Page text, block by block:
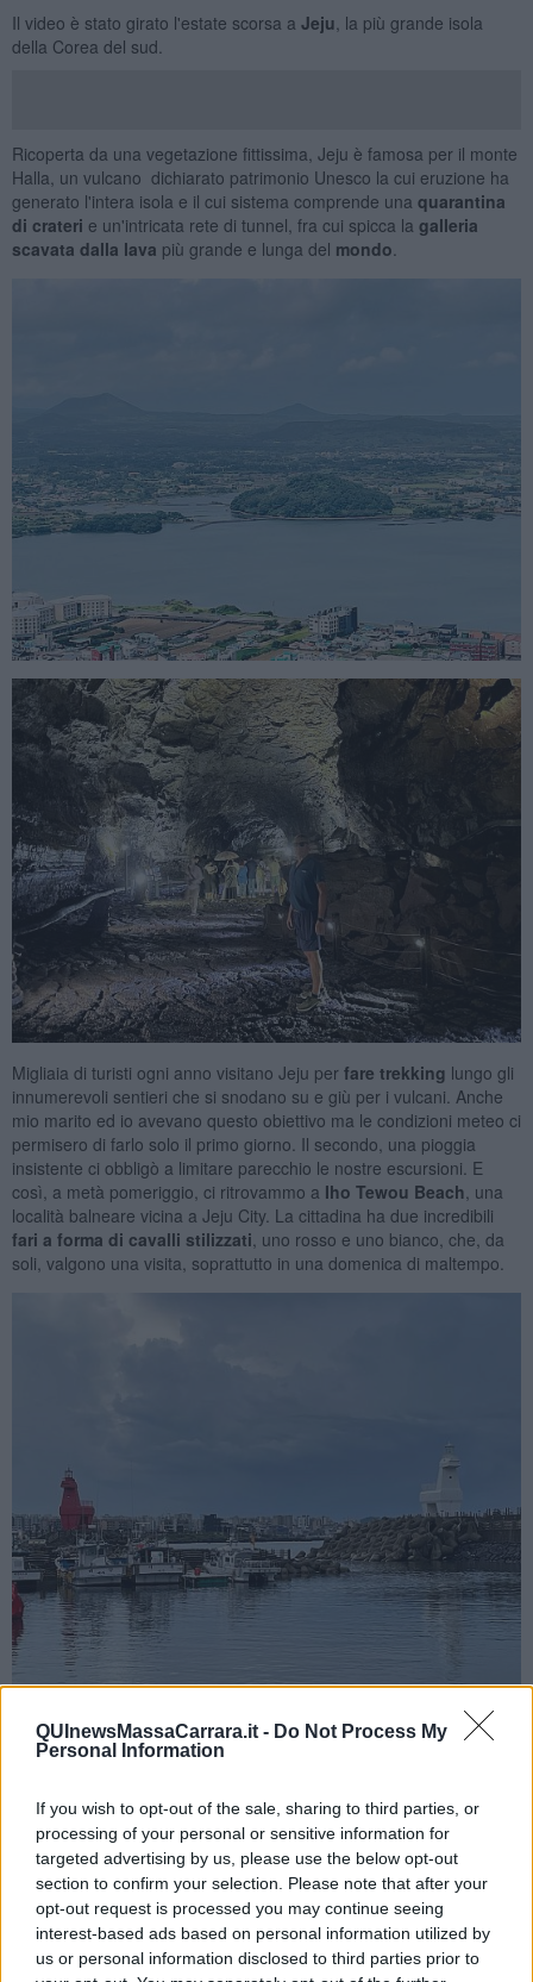
QUInewsMassaCarrara.it - Do Not Process My
Personal Information
If you wish to opt-out of the sale, sharing to third parties, or
processing of your personal or sensitive information for
targeted advertising by us, please use the below opt-out
section to confirm your selection. Please note that after your
opt-out request is processed you may continue seeing
interest-based ads based on personal information utilized by
us or personal information disclosed to third parties prior to
Il video è stato girato l'estate scorsa a Jeju , la più grande isola
della Corea del sud.
Ricoperta da una vegetazione fittissima, Jeju è famosa per il monte
Halla, un vulcano dichiarato patrimonio Unesco la cui eruzione ha
generato l'intera isola e il cui sistema comprende una quarantina
di crateri e un'intricata rete di tunnel, fra cui spicca la galleria
scavata dalla lava più grande e lunga del mondo
Migliaia di turisti ogni anno visitano Jeju perfare trekking lungo gli
innumerevoli sentieri che si snodano su e giù per i vulcani. Anche
mio marito ed io avevano questo obiettivo ma le condizioni meteo ci
permisero di farlo solo il primo giorno. Il secondo, una pioggia
insistente ci obbligò a limitare parecchio le nostre escursioni. E
così, a metà pomeriggio, ci ritrovammo a Iho Tewou Beach , una
località balneare vicina a Jeju City. La cittadina ha due incredibili
fari a forma di cavalli stilizzati , uno rosso e uno bianco, che, da
soli, valgono una visita, soprattutto in una domenica di maltempo.
Dopo una passeggiata sul molo, durante l'ennesimo temporale
Vi ripeto l'indovinello: secondo voicome fannoa girare da soli nel
caffè? La soluzione è nelvideo2che trovate qui sotto. Se avete
indovinato senza guardarlo, scrivetemi!
Blulama2023@gmail.com
VIDEO 2 - SOLUZIONE